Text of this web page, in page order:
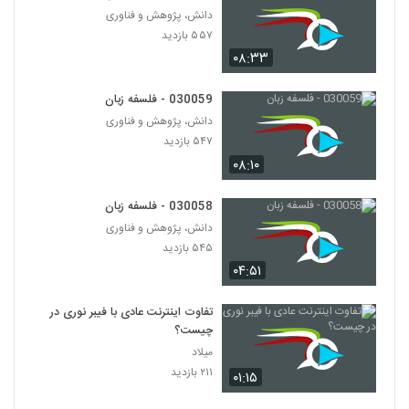
030085 - فلسفه ریاضی
۶۷۹ بازدید
030086 - فلسفه ریاضی
030087 - فلسفه ریاضی
030088 - فلسفه ریاضی
030089 - فایده گرایی
۶۲۶ بازدید
۰۸:۳۳
دانش، پژوهش و فناوری
۵۵۷ بازدید
۰۸:۱۰
030059 - فلسفه زبان
دانش، پژوهش و فناوری
۵۴۷ بازدید
۰۴:۵۱
030058 - فلسفه زبان
دانش، پژوهش و فناوری
۵۴۵ بازدید
۰۱:۱۵
تفاوت اینترنت عادی با فیبر نوری در
چیست؟
میلاد
۲۱۱ بازدید